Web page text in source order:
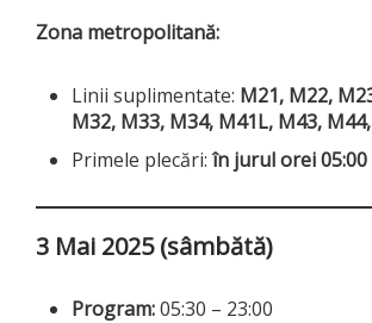
Zona metropolitană:
Linii suplimentate: M21, M22,
M32, M33, M34, M41L, M43,
Primele plecări:în jurul orei 05:00
3 Mai 2025 (sâmbătă)
Program:05:30 – 23:00